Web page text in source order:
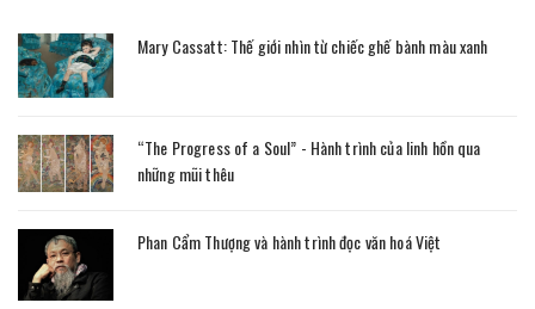
Mary Cassatt: Thế giới nhìn từ chiếc ghế bành màu xanh
“The Progress of a Soul” - Hành trình của linh hồn qua
những mũi thêu
Phan Cẩm Thượng và hành trình đọc văn hoá Việt